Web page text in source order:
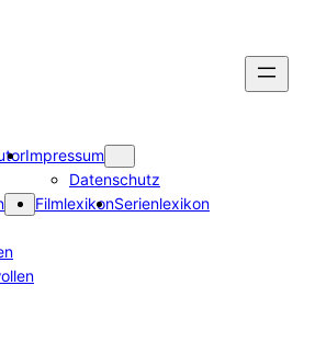
Impressum
Datenschutz
FilmlexikonSerienlexikon